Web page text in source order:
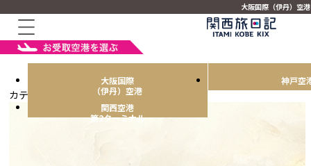
大阪国際（伊丹）空
大阪国際
（伊丹）空港
神戸空
関西空港
第2ターミナル
カテゴリトップ 関西Meltish